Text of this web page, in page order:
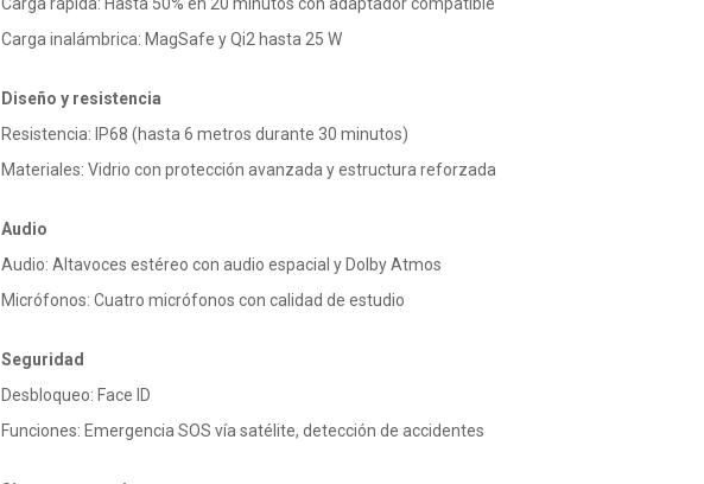
Carga rápida: Hasta 50% en 20 minutos con adaptador compatible
Carga inalámbrica: MagSafe y Qi2 hasta 25 W
Diseño y resistencia
Resistencia: IP68 (hasta 6 metros durante 30 minutos)
Materiales: Vidrio con protección avanzada y estructura reforzada
Audio
Audio: Altavoces estéreo con audio espacial y Dolby Atmos
Micrófonos: Cuatro micrófonos con calidad de estudio
Seguridad
Desbloqueo: Face ID
Funciones: Emergencia SOS vía satélite, detección de accidentes